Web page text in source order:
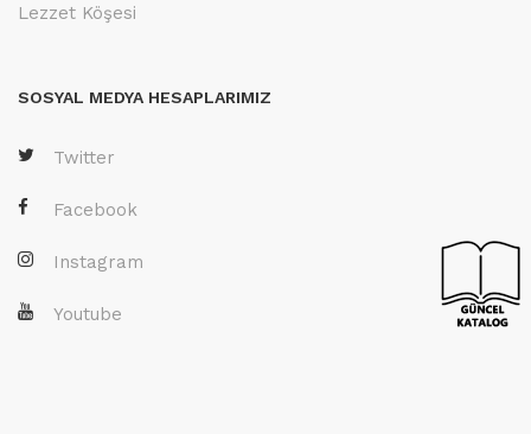
Lezzet Köşesi
SOSYAL MEDYA HESAPLARIMIZ
Twitter
Facebook
Instagram
Youtube